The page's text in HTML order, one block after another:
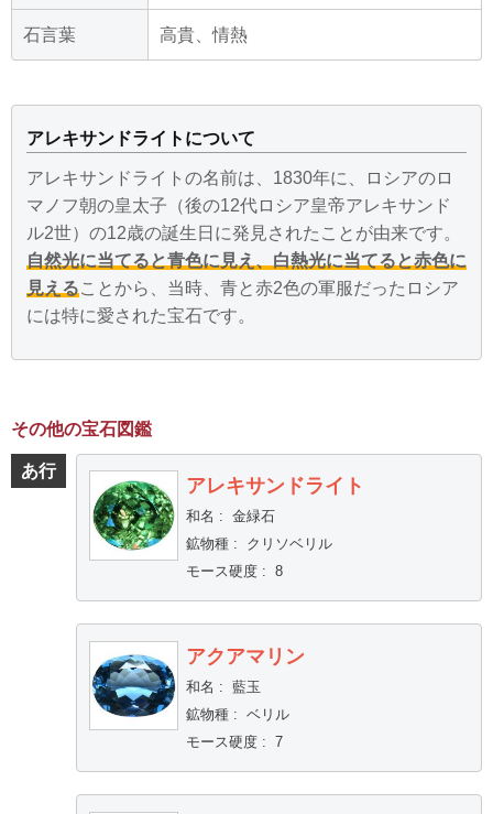
石言葉 高貴、情熱
アレキサンドライトについて
アレキサンドライトの名前は、1830年に、ロシアのロ
マノフ朝の皇太子（後の12代ロシア皇帝アレキサンド
ル2世）の12歳の誕生日に発見されたことが由来です。
自然光に当てると青色に見え、白熱光に当てると赤色に
見えることから、当時、青と赤2色の軍服だったロシア
には特に愛された宝石です。
その他の宝石図鑑
あ行
アレキサンドライト
和名 : 金緑石
鉱物種:
クリソベリル
モース硬度: 8
アクアマリン
和名 : 藍玉
鉱物種: ベリル
モース硬度: 7